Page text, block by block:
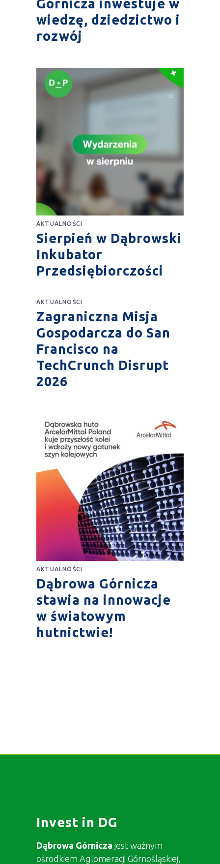
Górnicza inwestuje w
wiedzę, dziedzictwo i
rozwój
AKTUALNOŚCI
Sierpień w Dąbrowski
Inkubator
Przedsiębiorczości
AKTUALNOŚCI
Zagraniczna Misja
Gospodarcza do San
Francisco na
TechCrunch Disrupt
2026
AKTUALNOŚCI
Dąbrowa Górnicza
stawia na innowacje
w światowym
hutnictwie!
Invest in DG
Dąbrowa Górnicza jest ważnym
ośrodkiem Aglomeracji Górnośląskiej,